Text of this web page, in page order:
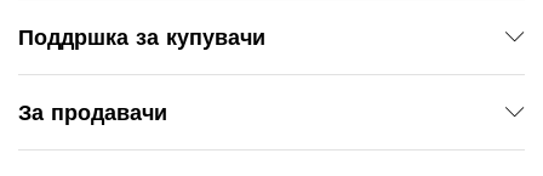
Поддршка за купувачи
За продавачи